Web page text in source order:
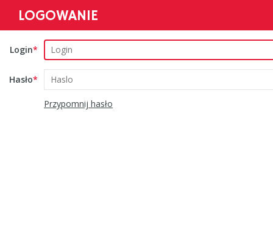
LOGOWANIE
Login
Hasło
Przypomnij hasło